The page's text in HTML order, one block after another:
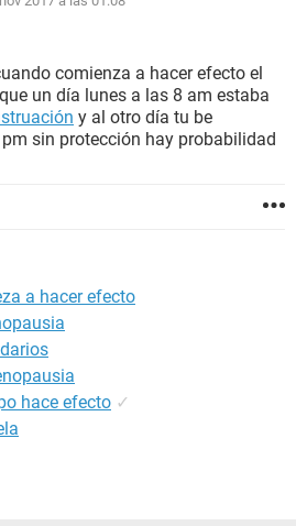
comienza a hacer efecto el
un día lunes a las 8 am estaba
y al otro día tu be
sin protección hay probabilidad
a hacer efecto
hace efecto ✓